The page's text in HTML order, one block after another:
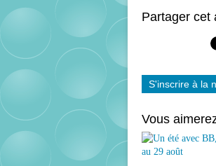
Partager cet
S'inscrire à la
Vous